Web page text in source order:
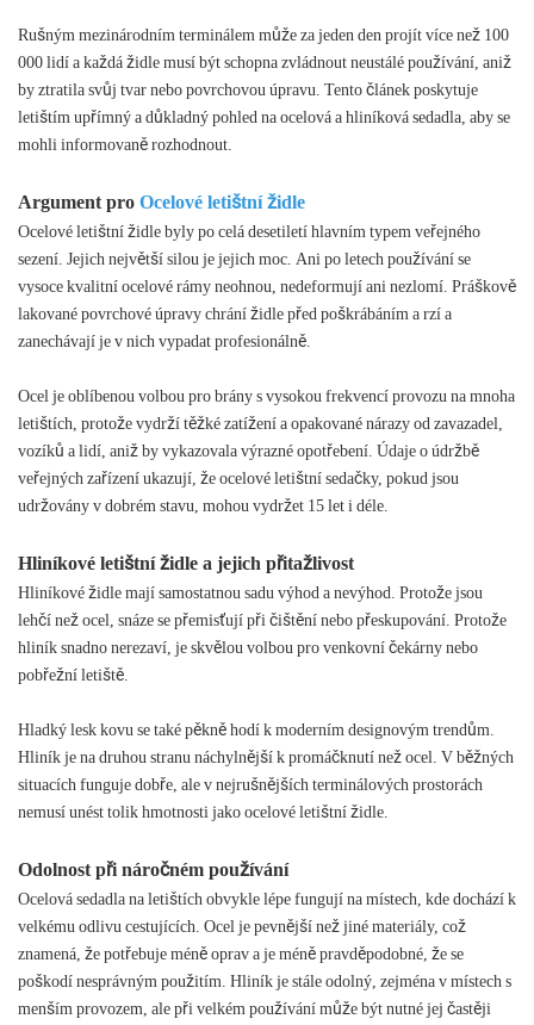
Rušným mezinárodním terminálem může za jeden den projít více než 100
000 lidí a každá židle musí být schopna zvládnout neustálé používání, aniž
by ztratila svůj tvar nebo povrchovou úpravu. Tento článek poskytuje
letištím upřímný a důkladný pohled na ocelová a hliníková sedadla, aby se
mohli informovaně rozhodnout.
Argument pro Ocelové letištní židle
Ocelové letištní židle byly po celá desetiletí hlavním typem veřejného
sezení. Jejich největší silou je jejich moc. Ani po letech používání se
vysoce kvalitní ocelové rámy neohnou, nedeformují ani nezlomí. Práškově
lakované povrchové úpravy chrání židle před poškrábáním a rzí a
zanechávají je v nich vypadat profesionálně.
Ocel je oblíbenou volbou pro brány s vysokou frekvencí provozu na mnoha
letištích, protože vydrží těžké zatížení a opakované nárazy od zavazadel,
vozíků a lidí, aniž by vykazovala výrazné opotřebení. Údaje o údržbě
veřejných zařízení ukazují, že ocelové letištní sedačky, pokud jsou
udržovány v dobrém stavu, mohou vydržet 15 let i déle.
Hliníkové letištní židle a jejich přitažlivost
Hliníkové židle mají samostatnou sadu výhod a nevýhod. Protože jsou
lehčí než ocel, snáze se přemisťují při čištění nebo přeskupování. Protože
hliník snadno nerezaví, je skvělou volbou pro venkovní čekárny nebo
pobřežní letiště.
Hladký lesk kovu se také pěkně hodí k moderním designovým trendům.
Hliník je na druhou stranu náchylnější k promáčknutí než ocel. V běžných
situacích funguje dobře, ale v nejrušnějších terminálových prostorách
nemusí unést tolik hmotnosti jako ocelové letištní židle.
Odolnost při náročném používání
Ocelová sedadla na letištích obvykle lépe fungují na místech, kde dochází k
velkému odlivu cestujících. Ocel je pevnější než jiné materiály, což
znamená, že potřebuje méně oprav a je méně pravděpodobné, že se
poškodí nesprávným použitím. Hliník je stále odolný, zejména v místech s
menším provozem, ale při velkém používání může být nutné jej častěji